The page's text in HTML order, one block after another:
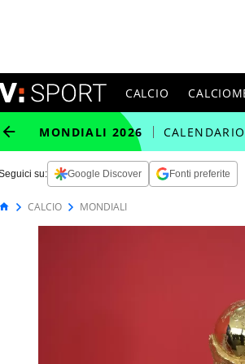
CALCIO
MONDIALI 2026 CALENDARIO
su: Google Discover Fonti preferite
CALCIO MONDIALI